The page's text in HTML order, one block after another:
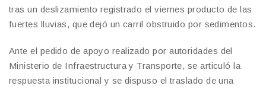
tras un deslizamiento registrado el viernes producto de las
fuertes lluvias, que dejó un carril obstruido por sedimentos.
Ante el pedido de apoyo realizado por autoridades del
Ministerio de Infraestructura y Transporte, se articuló la
respuesta institucional y se dispuso el traslado de una